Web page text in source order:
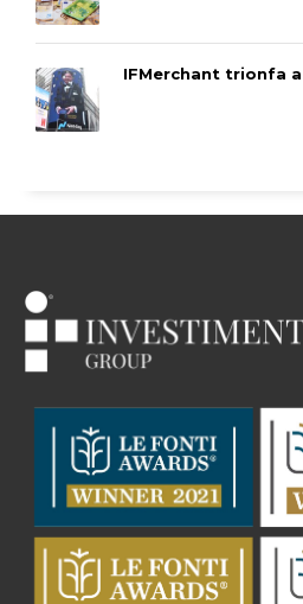
IFMerchant trionfa a